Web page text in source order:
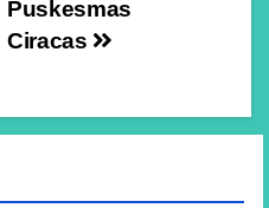
Puskesmas
Ciracas